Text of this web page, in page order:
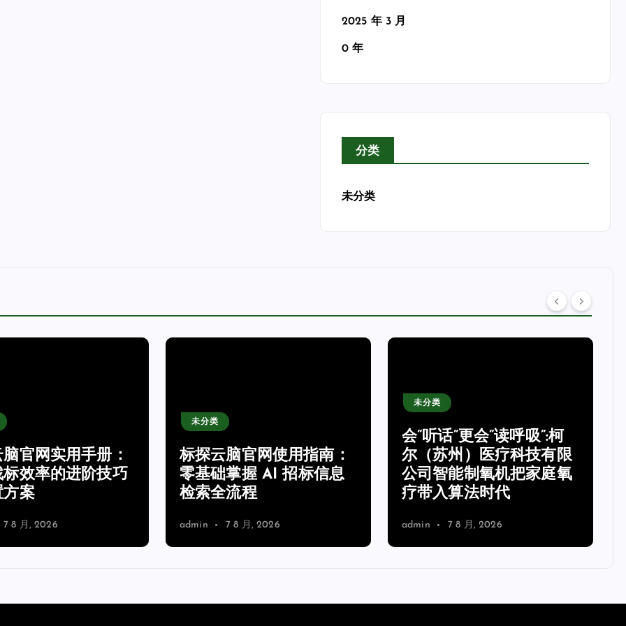
2025 年 3 月
0 年
分类
未分类
官网实用手册：
标效率的进阶技巧
方案
7 8 月, 2026
未分类
标探云脑官网使用指南：
零基础掌握 AI 招标信息
检索全流程
admin 7 8 月, 2026
未分类
会”听话”更会”读呼吸”:柯
尔（苏州）医疗科技有限
公司智能制氧机把家庭氧
疗带入算法时代
admin 7 8 月, 2026